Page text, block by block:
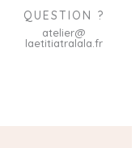
QUESTION ?
atelier@
laetitiatralala.fr